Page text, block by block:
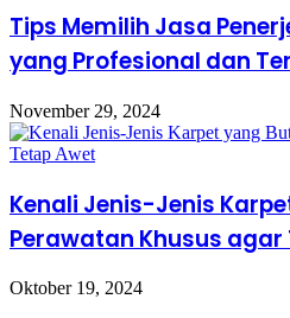
Tips Memilih Jasa
yang Profesional dan
November 29, 2024
Kenali Jenis-Jenis
Perawatan Khusus agar
Oktober 19, 2024